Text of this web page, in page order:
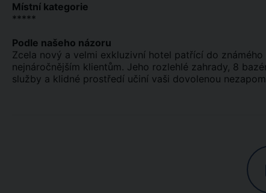
Místní kategorie
*****
Podle našeho názoru
Zcela nový a velmi exkluzivní hotel patřící do
nejnáročnějším klientům. Jeho rozlehlé zahrady, 8
služby a klidné prostředí učiní vaši dovolenou